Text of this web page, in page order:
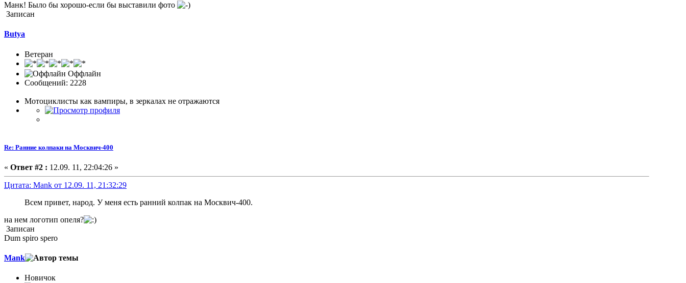
Манк! Было бы хорошо-если бы выставили фото
Записан
Butya
Ветеран
Оффлайн
Сообщений: 2228
Мотоциклисты как вампиры, в зеркалах не отражаются
Re: Ранние колпаки на Москвич-400
« Ответ #2 : 12.09. 11, 22:04:26 »
Цитата: Mank от 12.09. 11, 21:32:29
Всем привет, народ. У меня есть ранний колпак на Москвич-400.
на нем логотип опеля?
Записан
Dum spiro spero
Mank
Новичок